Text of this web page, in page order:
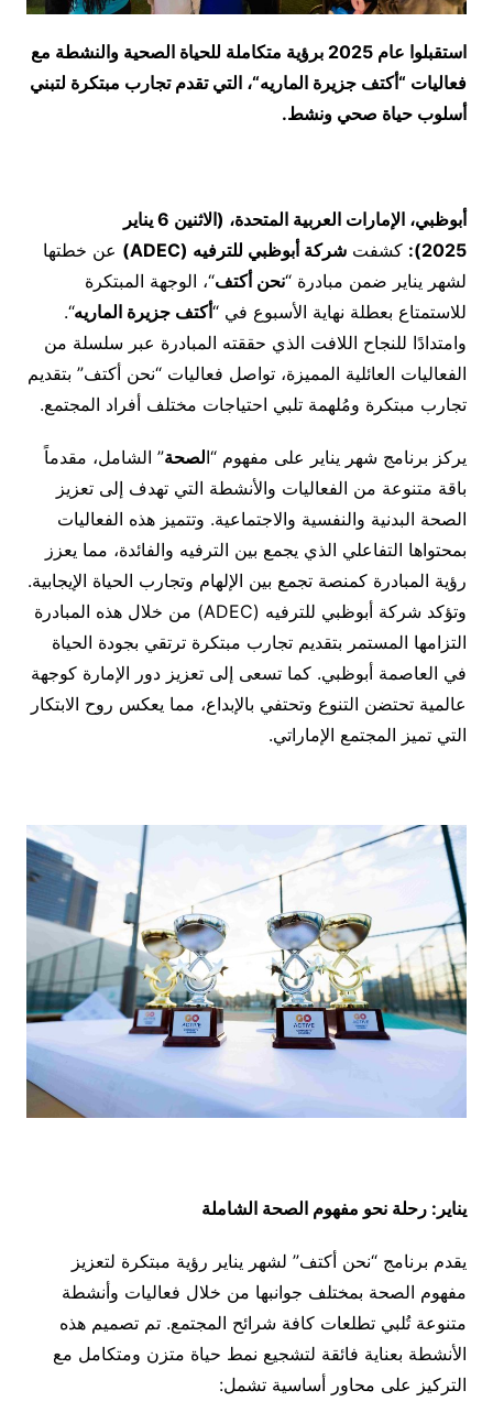
استقبلوا عام 2025 برؤية متكاملة للحياة الصحية والنشطة مع
فعاليات “أكتف جزيرة الماريه“، التي تقدم تجارب مبتكرة لتبني
أسلوب حياة صحي ونشط.
أبوظبي، الإمارات العربية المتحدة، (
الاثنين 6 يناير
2025
): كشفت شركة أبوظبي للترفيه (ADEC)
عن خطتها
لشهر يناير ضمن مبادرة “نحن أكتف“، الوجهة المبتكرة
للاستمتاع بعطلة نهاية الأسبوع في “أكتف جزيرة الماريه“.
وامتدادًا للنجاح اللافت الذي حققته المبادرة عبر سلسلة من
الفعاليات العائلية المميزة، تواصل فعاليات “نحن أكتف” بتقديم
تجارب مبتكرة ومُلهمة تلبي احتياجات مختلف أفراد المجتمع.
يركز برنامج شهر يناير على مفهوم “الصحة” الشامل، مقدماً
باقة متنوعة من الفعاليات والأنشطة التي تهدف إلى تعزيز
الصحة البدنية والنفسية والاجتماعية. وتتميز هذه الفعاليات
بمحتواها التفاعلي الذي يجمع بين الترفيه والفائدة، مما يعزز
رؤية المبادرة كمنصة تجمع بين الإلهام وتجارب الحياة الإيجابية.
وتؤكد شركة أبوظبي للترفيه (ADEC) من خلال هذه المبادرة
التزامها المستمر بتقديم تجارب مبتكرة ترتقي بجودة الحياة
في العاصمة أبوظبي. كما تسعى إلى تعزيز دور الإمارة كوجهة
عالمية تحتضن التنوع وتحتفي بالإبداع، مما يعكس روح الابتكار
التي تميز المجتمع الإماراتي.
يناير: رحلة نحو مفهوم الصحة الشاملة
يقدم برنامج “نحن أكتف” لشهر يناير رؤية مبتكرة لتعزيز
مفهوم الصحة بمختلف جوانبها من خلال فعاليات وأنشطة
متنوعة تُلبي تطلعات كافة شرائح المجتمع. تم تصميم هذه
الأنشطة بعناية فائقة لتشجيع نمط حياة متزن ومتكامل مع
التركيز على محاور أساسية تشمل: